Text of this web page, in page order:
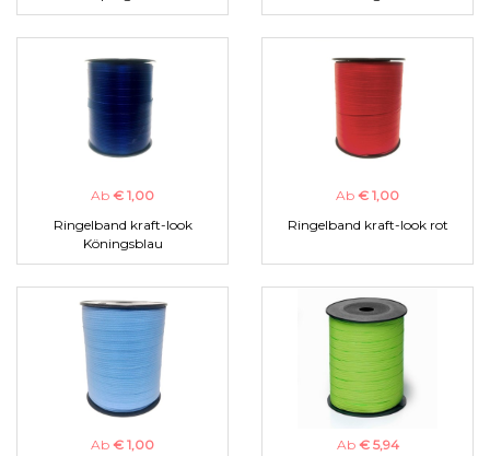
Ab € 1,00
Ringelband kraft-look
Köningsblau
Ab € 1,00
Ringelband kraft-look rot
Ab € 1,00 Ab € 5,94